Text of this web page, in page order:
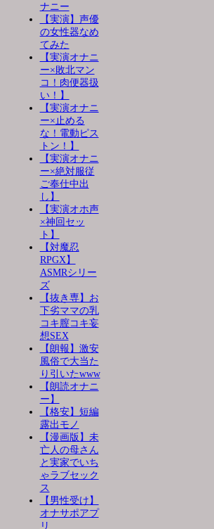
ナニー
【実演】声優
の女性器なめ
てみた
【実演オナニ
ー×敗北マン
コ！肉便器扱
い！】
【実演オナニ
ー×止める
な！電動ピス
トン！】
【実演オナニ
ー×絶対服従
ご奉仕中出
し】
【実演オホ声
×神回セッ
ト】
【対魔忍
RPGX】
ASMRシリー
ズ
【抜き専】お
下劣ママの乳
コキ膣コキ妄
想SEX
【朗報】激安
風俗で大当た
り引いたwww
【朗読オナニ
ー】
【格安】短編
露出モノ
【漫画版】未
亡人の母さん
と実家でいち
ゃラブセック
ス
【男性受け】
オナサポアプ
リ